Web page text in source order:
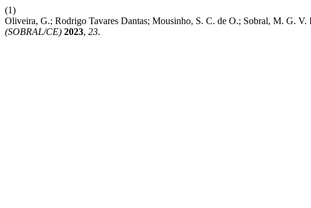
(1)
Oliveira, G.; Rodrigo Tavares Dantas; Mousinho, S. C. de O.; Sobral, M. G.
(SOBRAL/CE) 2023, 23.